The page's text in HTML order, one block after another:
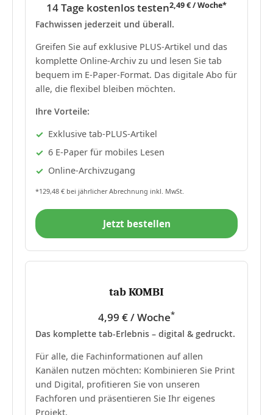
14 Tage kostenlos testen2,49 € / Woche*
Fachwissen jederzeit und überall.
Greifen Sie auf exklusive PLUS-Artikel und das
komplette Online-Archiv zu und lesen Sie tab
bequem im E-Paper-Format. Das digitale Abo für
alle, die flexibel bleiben möchten.
Ihre Vorteile:
Exklusive tab-PLUS-Artikel
6 E-Paper für mobiles Lesen
Online-Archivzugang
*129,48 € bei jährlicher Abrechnung inkl. MwSt.
Jetzt bestellen
tab KOMBI
4,99 € / Woche*
Das komplette tab-Erlebnis – digital & gedruckt.
Für alle, die Fachinformationen auf allen
Kanälen nutzen möchten: Kombinieren Sie Print
und Digital, profitieren Sie von unseren
Fachforen und präsentieren Sie Ihr eigenes
Projekt.